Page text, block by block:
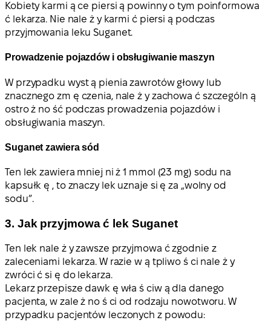
Kobiety karmi ą ce piersi ą powinny o tym poinformowa
ć lekarza. Nie nale ż y karmi ć piersi ą podczas
przyjmowania leku Suganet.
Prowadzenie pojazdów i obsługiwanie maszyn
W przypadku wyst ą pienia zawrotów głowy lub
znacznego zm ę czenia, nale ż y zachowa ć szczególn ą
ostro ż no ść podczas prowadzenia pojazdów i
obsługiwania maszyn.
Suganet zawiera sód
Ten lek zawiera mniej ni ż 1 mmol (23 mg) sodu na
kapsułk ę , to znaczy lek uznaje si ę za „wolny od
sodu”.
3. Jak przyjmowa ć lek Suganet
Ten lek nale ż y zawsze przyjmowa ć zgodnie z
zaleceniami lekarza. W razie w ą tpliwo ś ci nale ż y
zwróci ć si ę do lekarza.
Lekarz przepisze dawk ę wła ś ciw ą dla danego
pacjenta, w zale ż no ś ci od rodzaju nowotworu. W
przypadku pacjentów leczonych z powodu: